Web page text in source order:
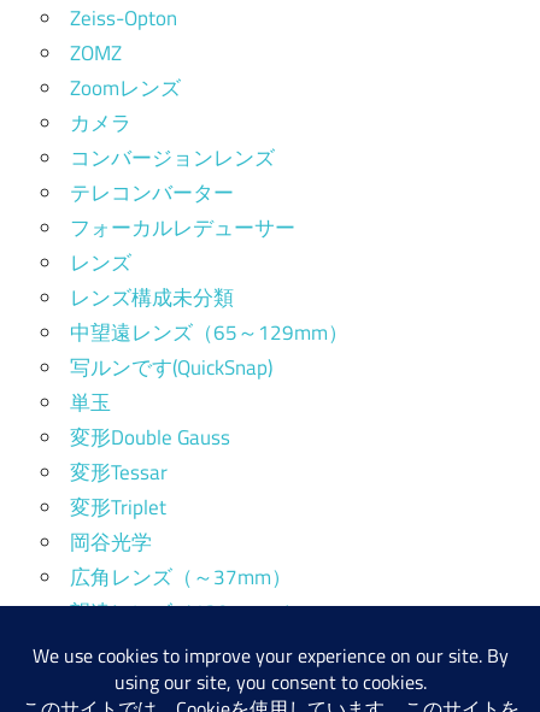
Zeiss-Opton
ZOMZ
Zoomレンズ
カメラ
コンバージョンレンズ
テレコンバーター
フォーカルレデューサー
レンズ
レンズ構成未分類
中望遠レンズ（65～129mm）
写ルンです(QuickSnap)
単玉
変形Double Gauss
変形Tessar
変形Triplet
岡谷光学
広角レンズ（～37mm）
望遠レンズ（130mm～）
標準レンズ（38～64mm）
産業用レンズ